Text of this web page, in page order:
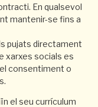
En qualsevol
mantenir-se fins a
pujats directament
xarxes socials es
consentiment o
el seu currículum